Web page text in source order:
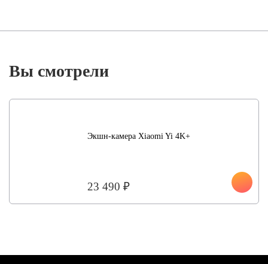
Вы смотрели
Экшн-камера Xiaomi Yi 4K+
23 490 ₽